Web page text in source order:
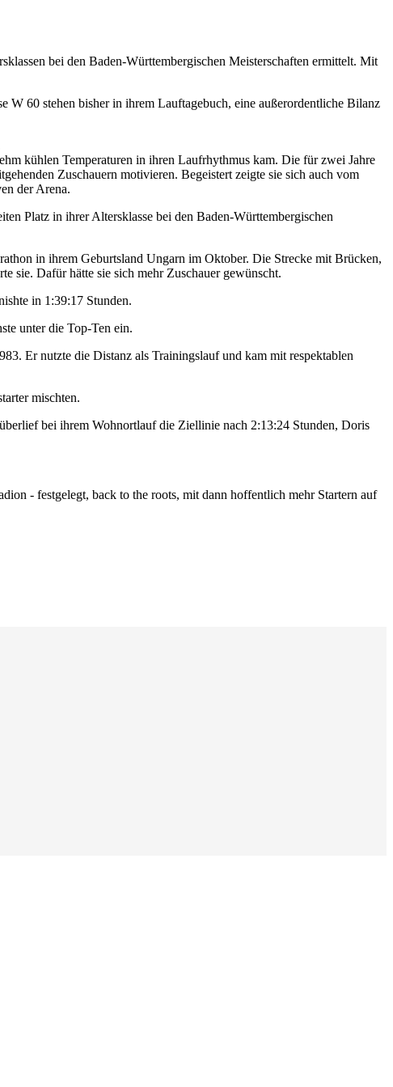
bei den Baden-Württembergischen Meisterschaften ermittelt. Mit
W 60 stehen bisher in ihrem Lauftagebuch, eine außerordentliche Bilanz
kühlen Temperaturen in ihren Laufrhythmus kam. Die für zwei Jahre
Zuschauern motivieren. Begeistert zeigte sie sich auch vom
der Arena.
Platz in ihrer Altersklasse bei den Baden-Württembergischen
in ihrem Geburtsland Ungarn im Oktober. Die Strecke mit Brücken,
sie. Dafür hätte sie sich mehr Zuschauer gewünscht.
in 1:39:17 Stunden.
unter die Top-Ten ein.
Er nutzte die Distanz als Trainingslauf und kam mit respektablen
mischten.
bei ihrem Wohnortlauf die Ziellinie nach 2:13:24 Stunden, Doris
- festgelegt, back to the roots, mit dann hoffentlich mehr Startern auf